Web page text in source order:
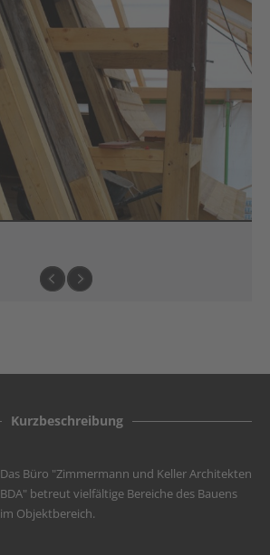
Kurzbeschreibung
Das Büro "Zimmermann und Keller Architekten
BDA" betreut vielfältige Bereiche des Bauens
im Objektbereich.